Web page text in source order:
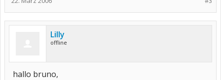
Lilly
offline
hallo bruno,